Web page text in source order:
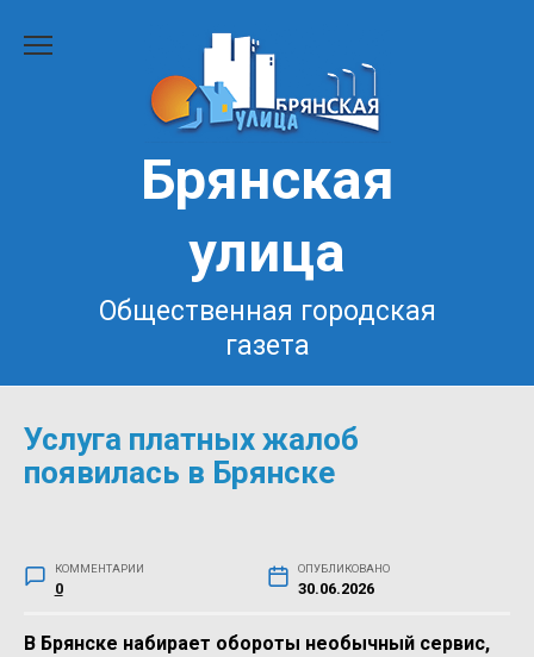
Брянская
улица
Общественная городская
газета
Услуга платных жалоб
появилась в Брянске
КОММЕНТАРИИ
0
ОПУБЛИКОВАНО
30.06.2026
В Брянске набирает обороты необычный сервис,